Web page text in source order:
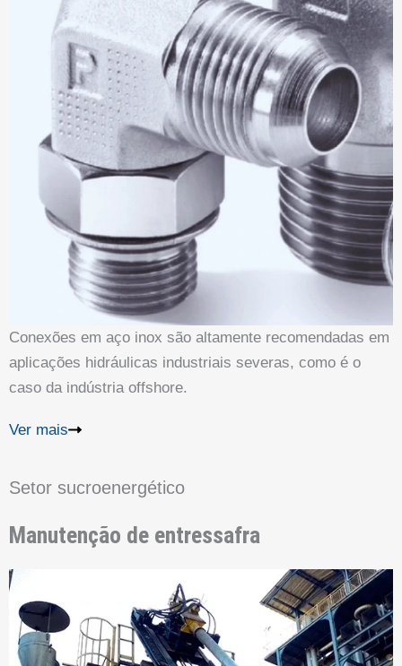
Conexões em aço inox são altamente recomendadas em
aplicações hidráulicas industriais severas, como é o
caso da indústria offshore.
Ver mais
Setor sucroenergético
Manutenção de entressafra